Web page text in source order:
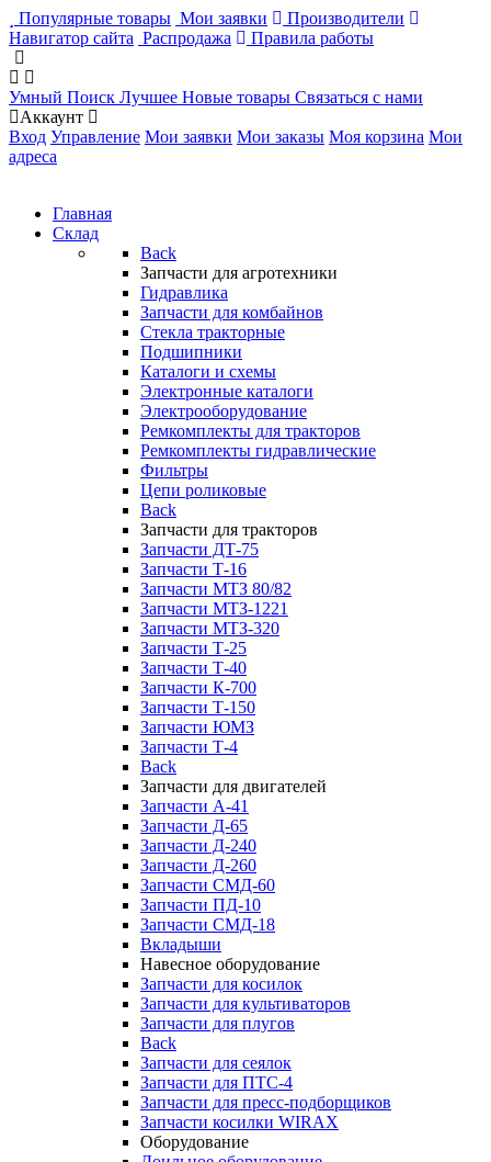
Популярные товары Мои заявки
Производители
Навигатор сайта Распродажа Правила работы
Умный Поиск Лучшее Новые товары Связаться с нами
Аккаунт
Вход Управление Мои заявки Мои заказы Моя корзина Мои
адреса
Главная
Склад
Back
Запчасти для агротехники
Гидравлика
Запчасти для комбайнов
Стекла тракторные
Подшипники
Каталоги и схемы
Электронные каталоги
Электрооборудование
Ремкомплекты для тракторов
Ремкомплекты гидравлические
Фильтры
Цепи роликовые
Back
Запчасти для тракторов
Запчасти ДТ-75
Запчасти Т-16
Запчасти МТЗ 80/82
Запчасти МТЗ-1221
Запчасти МТЗ-320
Запчасти Т-25
Запчасти Т-40
Запчасти К-700
Запчасти Т-150
Запчасти ЮМЗ
Запчасти Т-4
Back
Запчасти для двигателей
Запчасти А-41
Запчасти Д-65
Запчасти Д-240
Запчасти Д-260
Запчасти СМД-60
Запчасти ПД-10
Запчасти СМД-18
Вкладыши
Навесное оборудование
Запчасти для косилок
Запчасти для культиваторов
Запчасти для плугов
Back
Запчасти для сеялок
Запчасти для ПТС-4
Запчасти для пресс-подборщиков
Запчасти косилки WIRAX
Оборудование